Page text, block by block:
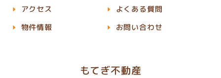
もてぎ不動産
アクセス
物件情報
よくある質問
お問い合わせ